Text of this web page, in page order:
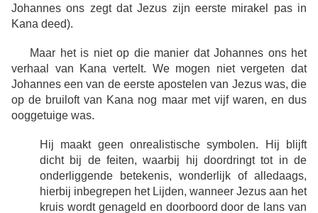
Johannes ons zegt dat Jezus zijn eerste mirakel pas in
Kana deed).
Maar het is niet op die manier dat Johannes ons het
verhaal van Kana vertelt. We mogen niet vergeten dat
Johannes een van de eerste apostelen van Jezus was, die
op de bruiloft van Kana nog maar met vijf waren, en dus
ooggetuige was.
Hij maakt geen onrealistische symbolen. Hij blijft
dicht bij de feiten, waarbij hij doordringt tot in de
onderliggende betekenis, wonderlijk of alledaags,
hierbij inbegrepen het Lijden, wanneer Jezus aan het
kruis wordt genageld en doorboord door de lans van